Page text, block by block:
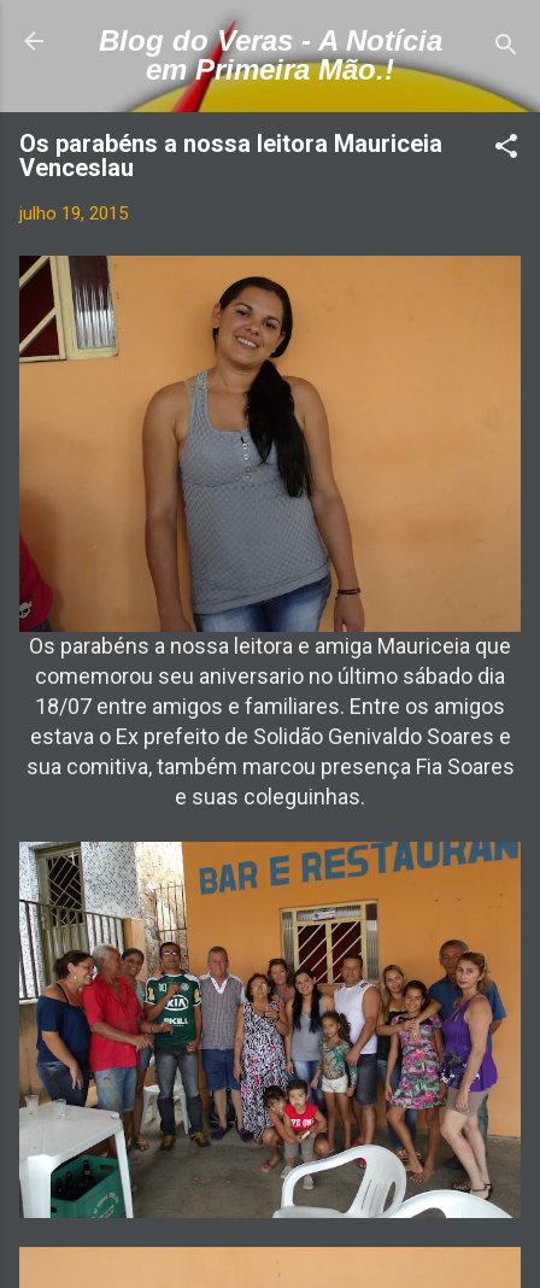
Pular para o conteúdo principal
Blog do Veras - A Notícia
em Primeira Mão.!
Os parabéns a nossa leitora Mauriceia
Venceslau
julho 19, 2015
Os parabéns a nossa leitora e amiga Mauriceia que
comemorou seu aniversario no último sábado dia
18/07 entre amigos e familiares. Entre os amigos
estava o Ex prefeito de Solidão Genivaldo Soares e
sua comitiva, também marcou presença Fia Soares
e suas coleguinhas.